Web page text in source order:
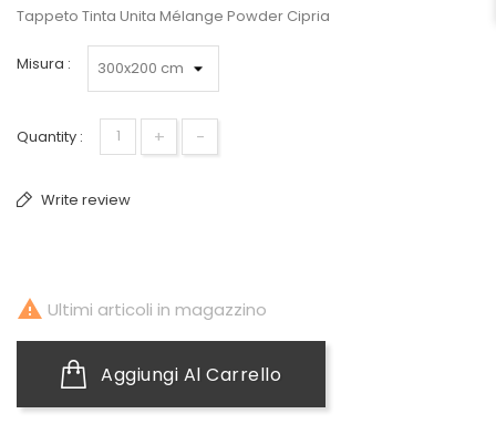
Tappeto Tinta Unita Mélange Powder Cipria
Misura :
Quantity : + -
Write review
 Ultimi articoli in magazzino
Aggiungi Al Carrello